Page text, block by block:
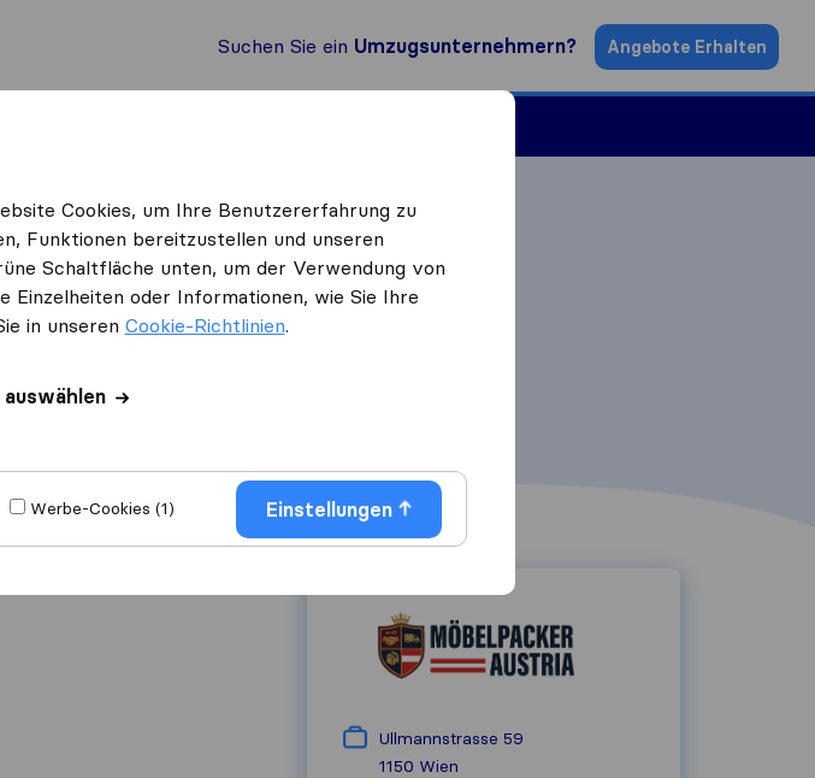
Suchen Sie ein Umzugsunternehmern? Angebote Erhalten
Ullmannstrasse 59
1150 Wien
Cookies, um Ihre Benutzererfahrung zu
Funktionen bereitzustellen und unseren
Schaltfläche unten, um der Verwendung von
Einzelheiten oder Informationen, wie Sie Ihre
in unseren Cookie-Richtlinien.
Werbe-Cookies (1) Einstellungen